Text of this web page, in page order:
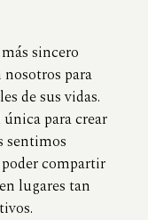
sincero
para
de sus vidas.
para crear
sentimos
compartir
lugares tan